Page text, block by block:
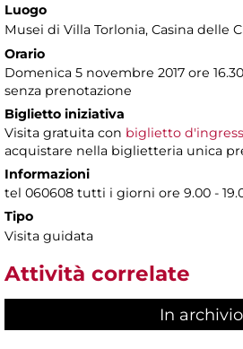
Luogo
Musei di Villa Torlonia, Casina delle
Orario
Domenica 5 novembre 2017 ore 16.30
senza prenotazione
Biglietto iniziativa
Visita gratuita con biglietto
acquistare nella biglietteria unica
Informazioni
tel 060608 tutti i giorni ore 9.00 -
Tipo
Visita guidata
Attività correlate
In archivio